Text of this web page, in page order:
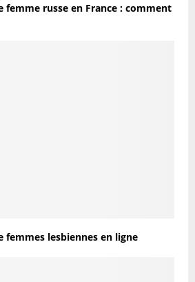
femme russe en France : comment
femmes lesbiennes en ligne